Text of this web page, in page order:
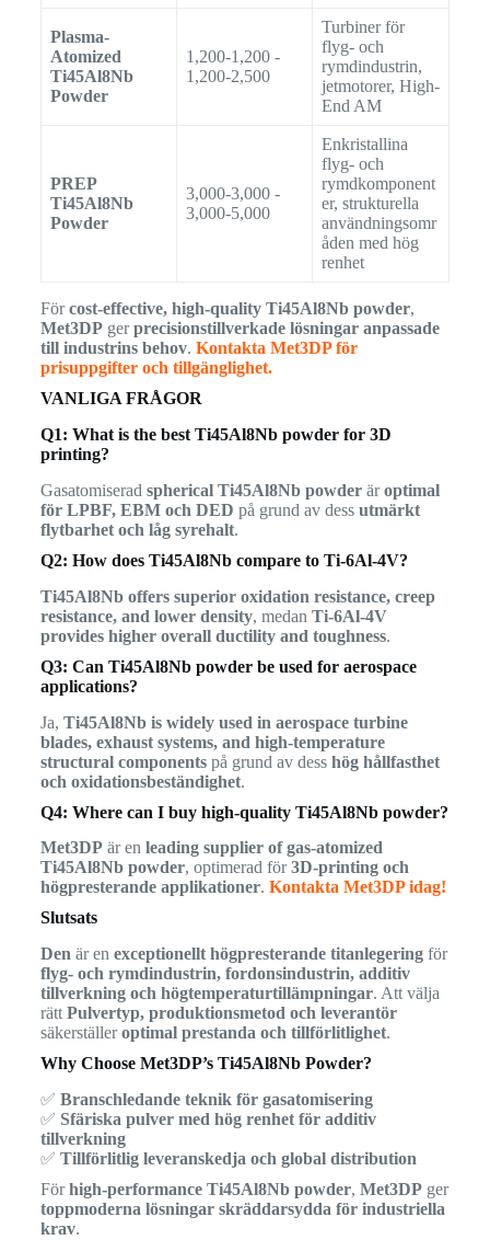
Plasma-
Atomized
Ti45Al8Nb
Powder
1,200-1,200 -
1,200-2,500
Turbiner för
flyg- och
rymdindustrin,
jetmotorer, High-
End AM
PREP
Ti45Al8Nb
Powder
3,000-3,000 -
3,000-5,000
Enkristallina
flyg- och
rymdkomponent
er, strukturella
användningsomr
åden med hög
renhet
Förcost-effective, high-quality Ti45Al8Nb powder,
Met3DPgerprecisionstillverkade lösningar anpassade
till industrins behov. Kontakta Met3DP för
prisuppgifter och tillgänglighet.
VANLIGA FRÅGOR
Q1: What is the best Ti45Al8Nb powder for 3D
printing?
Gasatomiserad spherical Ti45Al8Nb powderäroptimal
för LPBF, EBM och DED på grund av dess utmärkt
flytbarhet och låg syrehalt.
Q2: How does Ti45Al8Nb compare to Ti-6Al-4V?
Ti45Al8Nb offers superior oxidation resistance, creep
resistance, and lower density, medan Ti-6Al-4V
provides higher overall ductility and toughness.
Q3: Can Ti45Al8Nb powder be used for aerospace
applications?
Ja, Ti45Al8Nb is widely used in aerospace turbine
blades, exhaust systems, and high-temperature
structural componentspå grund av dess hög hållfasthet
och oxidationsbeständighet.
Q4: Where can I buy high-quality Ti45Al8Nb powder?
Met3DPär en leading supplier of gas-atomized
Ti45Al8Nb powder, optimerad för3D-printing och
högpresterande applikationer. Kontakta Met3DP idag!
Slutsats
Den är en exceptionellt högpresterande titanlegeringför
flyg- och rymdindustrin, fordonsindustrin, additiv
tillverkning och högtemperaturtillämpningar. Att välja
rätt Pulvertyp, produktionsmetod och leverantör
säkerställeroptimal prestanda och tillförlitlighet.
Why Choose Met3DP’s Ti45Al8Nb Powder?
✅ Branschledande teknik för gasatomisering
✅ Sfäriska pulver med hög renhet för additiv
tillverkning
✅ Tillförlitlig leveranskedja och global distribution
Förhigh-performance Ti45Al8Nb powder, Met3DPger
toppmoderna lösningar skräddarsydda för industriella
krav.